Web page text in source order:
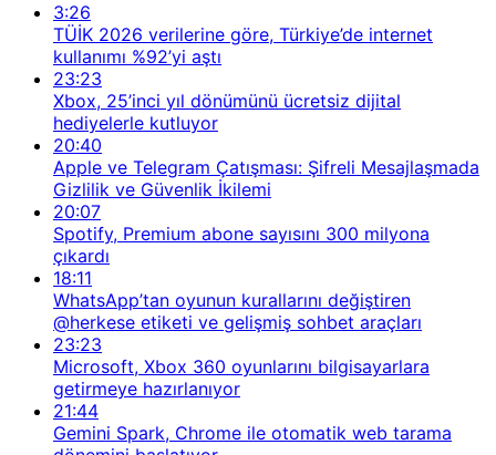
3:26
TÜİK 2026 verilerine göre, Türkiye’de internet
kullanımı %92’yi aştı
23:23
Xbox, 25’inci yıl dönümünü ücretsiz dijital
hediyelerle kutluyor
20:40
Apple ve Telegram Çatışması: Şifreli Mesajlaşmada
Gizlilik ve Güvenlik İkilemi
20:07
Spotify, Premium abone sayısını 300 milyona
çıkardı
18:11
WhatsApp’tan oyunun kurallarını değiştiren
@herkese etiketi ve gelişmiş sohbet araçları
23:23
Microsoft, Xbox 360 oyunlarını bilgisayarlara
getirmeye hazırlanıyor
21:44
Gemini Spark, Chrome ile otomatik web tarama